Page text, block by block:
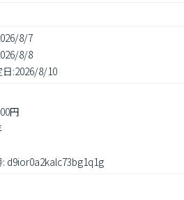
8/7
8/8
:2026/8/10
円
d9ior0a2kalc73bg1q1g